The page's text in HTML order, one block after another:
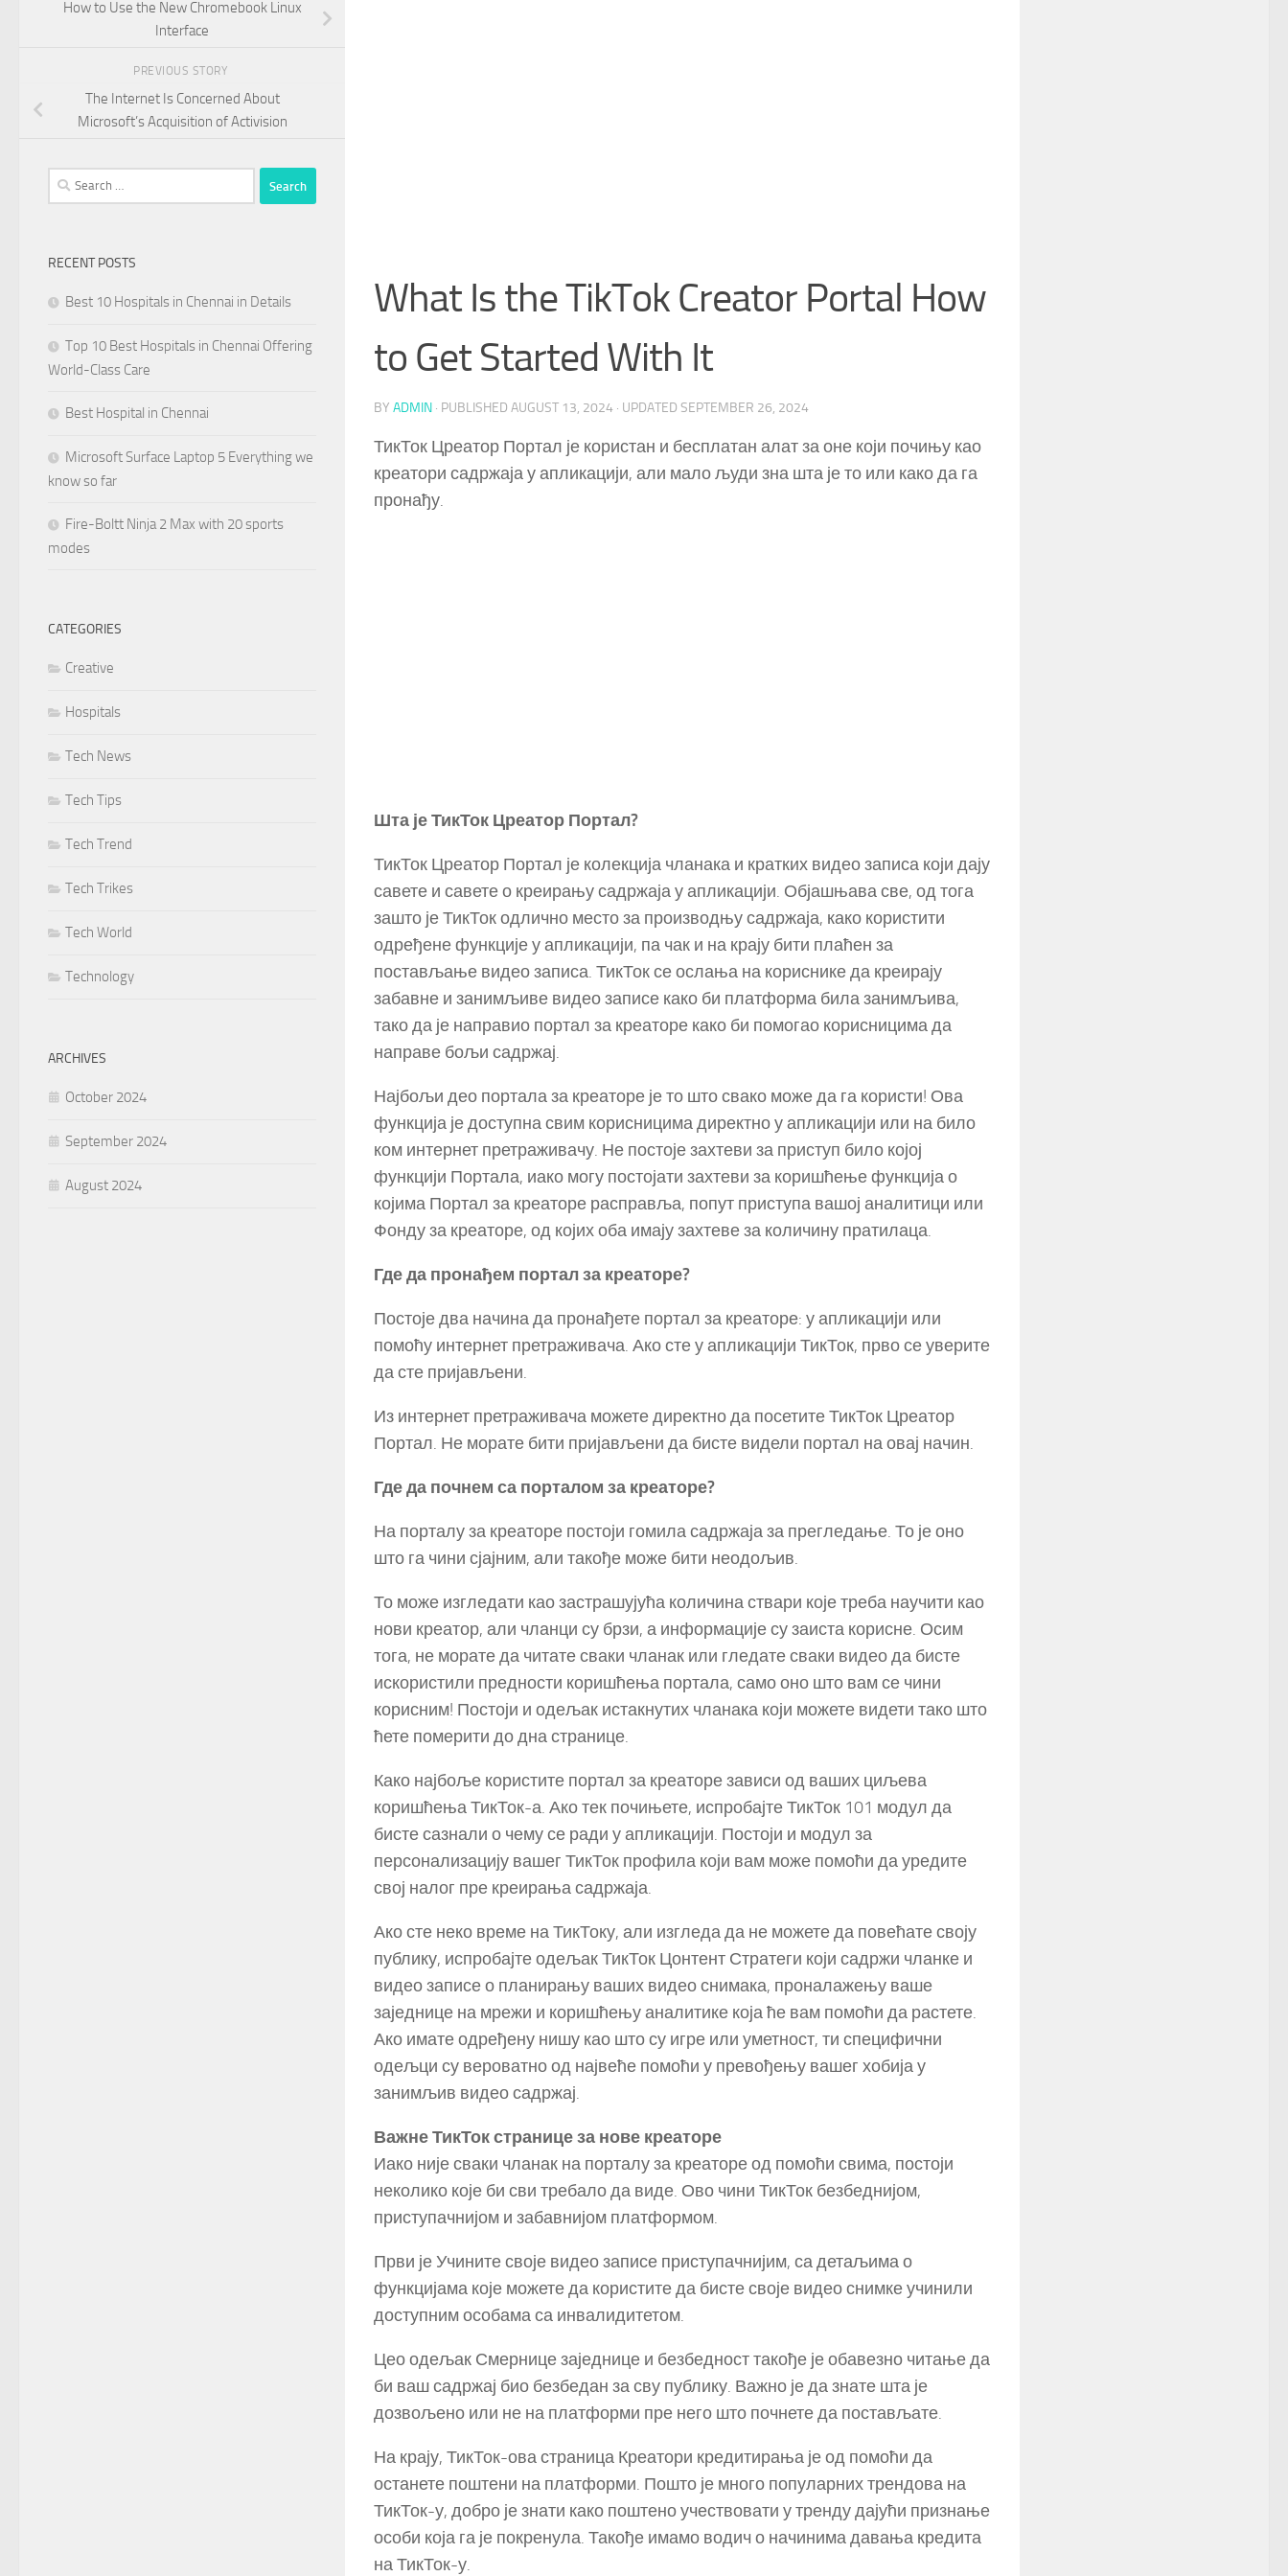
What Is the TikTok Creator Portal How
to Get Started With It
BY ADMIN · PUBLISHED AUGUST 13, 2024 · UPDATED SEPTEMBER 26, 2024
ТикТок Цреатор Портал је користан и бесплатан алат за оне који почињу као
креатори садржаја у апликацији, али мало људи зна шта је то или како да га
пронађу.
Шта је ТикТок Цреатор Портал?
ТикТок Цреатор Портал је колекција чланака и кратких видео записа који дају
савете и савете о креирању садржаја у апликацији. Објашњава све, од тога
зашто је ТикТок одлично место за производњу садржаја, како користити
одређене функције у апликацији, па чак и на крају бити плаћен за
постављање видео записа. ТикТок се ослања на кориснике да креирају
забавне и занимљиве видео записе како би платформа била занимљива,
тако да је направио портал за креаторе како би помогао корисницима да
направе бољи садржај.
Најбољи део портала за креаторе је то што свако може да га користи! Ова
функција је доступна свим корисницима директно у апликацији или на било
ком интернет претраживачу. Не постоје захтеви за приступ било којој
функцији Портала, иако могу постојати захтеви за коришћење функција о
којима Портал за креаторе расправља, попут приступа вашој аналитици или
Фонду за креаторе, од којих оба имају захтеве за количину пратилаца.
Где да пронађем портал за креаторе?
Постоје два начина да пронађете портал за креаторе: у апликацији или
помоћу интернет претраживача. Ако сте у апликацији ТикТок, прво се уверите
да сте пријављени.
Из интернет претраживача можете директно да посетите ТикТок Цреатор
Портал. Не морате бити пријављени да бисте видели портал на овај начин.
Где да почнем са порталом за креаторе?
На порталу за креаторе постоји гомила садржаја за прегледање. То је оно
што га чини сјајним, али такође може бити неодољив.
То може изгледати као застрашујућа количина ствари које треба научити као
нови креатор, али чланци су брзи, а информације су заиста корисне. Осим
тога, не морате да читате сваки чланак или гледате сваки видео да бисте
искористили предности коришћења портала, само оно што вам се чини
корисним! Постоји и одељак истакнутих чланака који можете видети тако што
ћете померити до дна странице.
Како најбоље користите портал за креаторе зависи од ваших циљева
коришћења ТикТок-а. Ако тек почињете, испробајте ТикТок 101 модул да
бисте сазнали о чему се ради у апликацији. Постоји и модул за
персонализацију вашег ТикТок профила који вам може помоћи да уредите
свој налог пре креирања садржаја.
Ако сте неко време на ТикТоку, али изгледа да не можете да повећате своју
публику, испробајте одељак ТикТок Цонтент Стратеги који садржи чланке и
видео записе о планирању ваших видео снимака, проналажењу ваше
заједнице на мрежи и коришћењу аналитике која ће вам помоћи да растете.
Ако имате одређену нишу као што су игре или уметност, ти специфични
одељци су вероватно од највеће помоћи у превођењу вашег хобија у
занимљив видео садржај.
Важне ТикТок странице за нове креаторе
Иако није сваки чланак на порталу за креаторе од помоћи свима, постоји
неколико које би сви требало да виде. Ово чини ТикТок безбеднијом,
приступачнијом и забавнијом платформом.
Први је Учините своје видео записе приступачнијим, са детаљима о
функцијама које можете да користите да бисте своје видео снимке учинили
доступним особама са инвалидитетом.
Цео одељак Смернице заједнице и безбедност такође је обавезно читање да
би ваш садржај био безбедан за сву публику. Важно је да знате шта је
дозвољено или не на платформи пре него што почнете да постављате.
На крају, ТикТок-ова страница Креатори кредитирања је од помоћи да
останете поштени на платформи. Пошто је много популарних трендова на
ТикТок-у, добро је знати како поштено учествовати у тренду дајући признање
особи која га је покренула. Такође имамо водич о начинима давања кредита
на ТикТок-у.
How to Use the New Chromebook Linux
Interface
PREVIOUS STORY
The Internet Is Concerned About
Microsoft’s Acquisition of Activision
Search
for:
RECENT POSTS
Best 10 Hospitals in Chennai in Details
Top 10 Best Hospitals in Chennai Offering
World-Class Care
Best Hospital in Chennai
Microsoft Surface Laptop 5 Everything we
know so far
Fire-Boltt Ninja 2 Max with 20 sports
modes
CATEGORIES
Creative
Hospitals
Tech News
Tech Tips
Tech Trend
Tech Trikes
Tech World
Technology
ARCHIVES
October 2024
September 2024
August 2024